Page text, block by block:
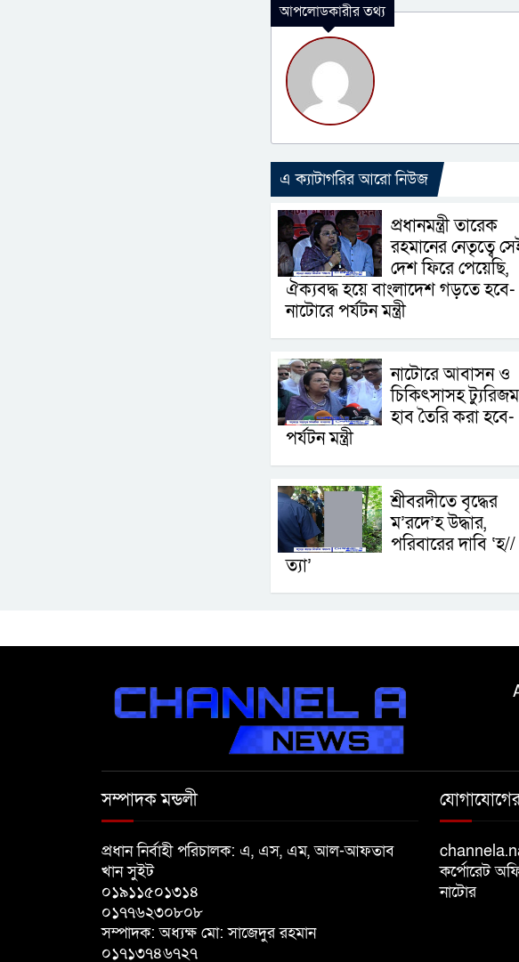
আপলোডকারীর তথ্য
এ ক্যাটাগরির আরো নিউজ
প্রধানমন্ত্রী তারেক
রহমানের নেতৃত্বে
দেশ ফিরে পেয়েছি,
ঐক্যবদ্ধ হয়ে বাংলাদেশ গড়তে হবে-
নাটোরে পর্যটন মন্ত্রী
নাটোরে আবাসন ও
চিকিৎসাসহ ট্যুরিজম
হাব তৈরি করা হবে-
পর্যটন মন্ত্রী
শ্রীবরদীতে বৃদ্ধের
ম’রদে’হ উদ্ধার,
পরিবারের দাবি ‘হ//
ত্যা’
সম্পাদক মন্ডলী
প্রধান নির্বাহী পরিচালক: এ, এস, এম, আল-আফতাব
খান সুইট
০১৯১১৫০১৩১৪
০১৭৭৬২৩০৮০৮
সম্পাদক: অধ্যক্ষ মো: সাজেদুর রহমান
০১৭১৩৭৪৬৭২৭
কর্পোরেট
নাটোর